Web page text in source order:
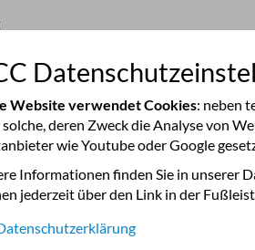
in der Nebensaison noch
über alle teilnehmenden
Festpreise für Ihre
3 000 teilnehmende Campingplätze, die jedes Jahr inspiziert werden
Ohne Internetverbindung nutzbar, schnelles Einchecken mit einem QR-Code
Website verwendet Cookies: neben
solche, deren Zweck die Analyse von
wie Youtube oder Google
Informationen finden Sie in unserer
jederzeit über den Link in der